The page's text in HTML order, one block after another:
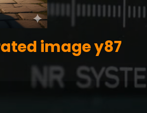
image y87